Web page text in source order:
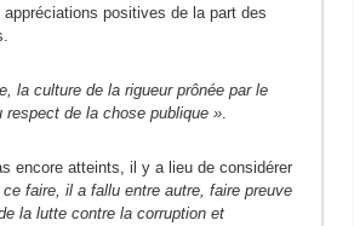
positives de la part des
la culture de la rigueur prônée par le
respect de la chose publique ».
encore atteints, il y a lieu de considérer
ce faire, il a fallu entre autre, faire preuve
la lutte contre la corruption et